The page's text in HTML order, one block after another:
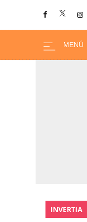
INVERTIA